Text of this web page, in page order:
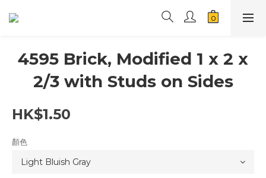
4595 Brick, Modified 1 x 2 x
2/3 with Studs on Sides
HK$1.50
顏色